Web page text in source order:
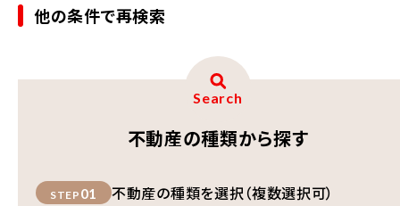
他の条件で再検索
Search
不動産の種類から探す
STEP 01 不動産の種類を選択（複数選択可）